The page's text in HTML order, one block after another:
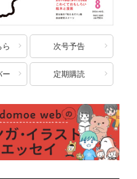
次号予告
ー 定期購読